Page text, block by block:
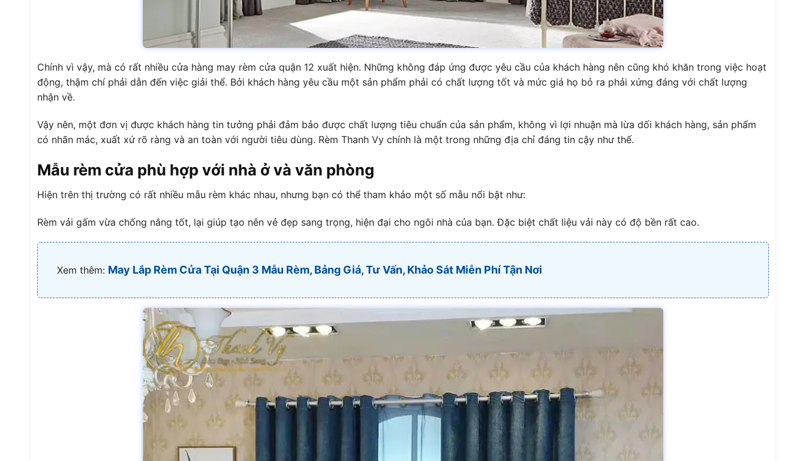
Chính vì vậy, mà có rất nhiều cửa hàng may rèm cửa quận 12 xuất hiện. Những không đáp ứng được yêu cầu của khách hàng nên cũng khó khăn trong việc hoạt
động, thậm chí phải dẫn đến việc giải thể. Bởi khách hàng yêu cầu một sản phẩm phải có chất lượng tốt và mức giá họ bỏ ra phải xứng đáng với chất lượng
nhận về.
Vậy nên, một đơn vị được khách hàng tin tưởng phải đảm bảo được chất lượng tiêu chuẩn của sản phẩm, không vì lợi nhuận mà lừa dối khách hàng, sản phẩm
có nhãn mác, xuất xứ rõ ràng và an toàn với người tiêu dùng. Rèm Thanh Vy chính là một trong những địa chỉ đáng tin cậy như thế.
Mẫu rèm cửa phù hợp với nhà ở và văn phòng
Hiện trên thị trường có rất nhiều mẫu rèm khác nhau, nhưng bạn có thể tham khảo một số mẫu nổi bật như:
Rèm vải gấm vừa chống nắng tốt, lại giúp tạo nên vẻ đẹp sang trọng, hiện đại cho ngôi nhà của bạn. Đặc biệt chất liệu vải này có độ bền rất cao.
Xem thêm: May Lắp Rèm Cửa Tại Quận 3 Mẫu Rèm, Bảng Giá, Tư Vấn, Khảo Sát Miễn Phí Tận Nơi